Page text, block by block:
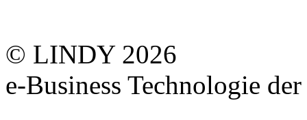
© LINDY 2026
e-Business Technologie